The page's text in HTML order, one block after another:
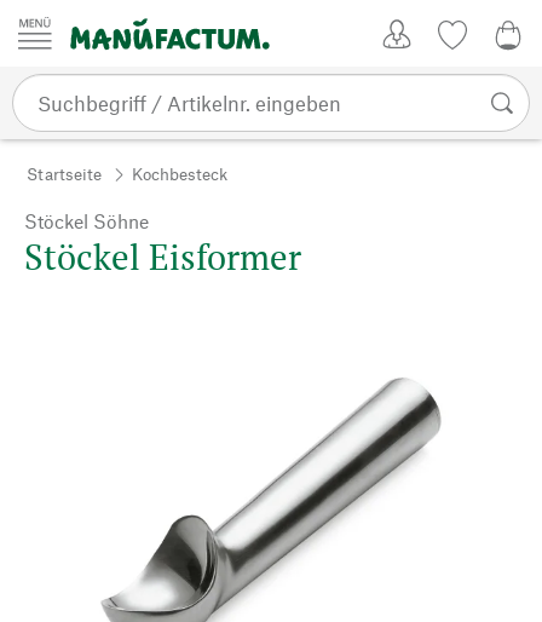
Zum Inhalt springen
Startseite Kochbesteck
Stöckel Söhne
Stöckel Eisformer